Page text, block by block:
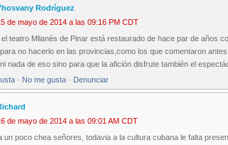
Rodríguez
de mayo de 2014 a las 09:16 PM CDT
teatro Mlianés de Pinar está restaurado de hace par de años
no hacerlo en las provincias,como los que comentaron
nada de eso sino para que la afición disfrute también el
· No me gusta · Denunciar
de mayo de 2014 a las 09:01 AM CDT
un poco chea señores, todavia a la cultura cubana le falta